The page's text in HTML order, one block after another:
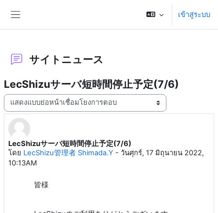
เข้าสู่ระบบ
サイトニュース
LecShizuサーバ短時間停止予定(7/6)
Display mode
LecShizuサーバ短時間停止予定(7/6)
โดย LecShizu管理者 Shimada.Y - วันศุกร์, 17 มิถุนายน 2022,
10:13AM
Number of replies: 0
皆様